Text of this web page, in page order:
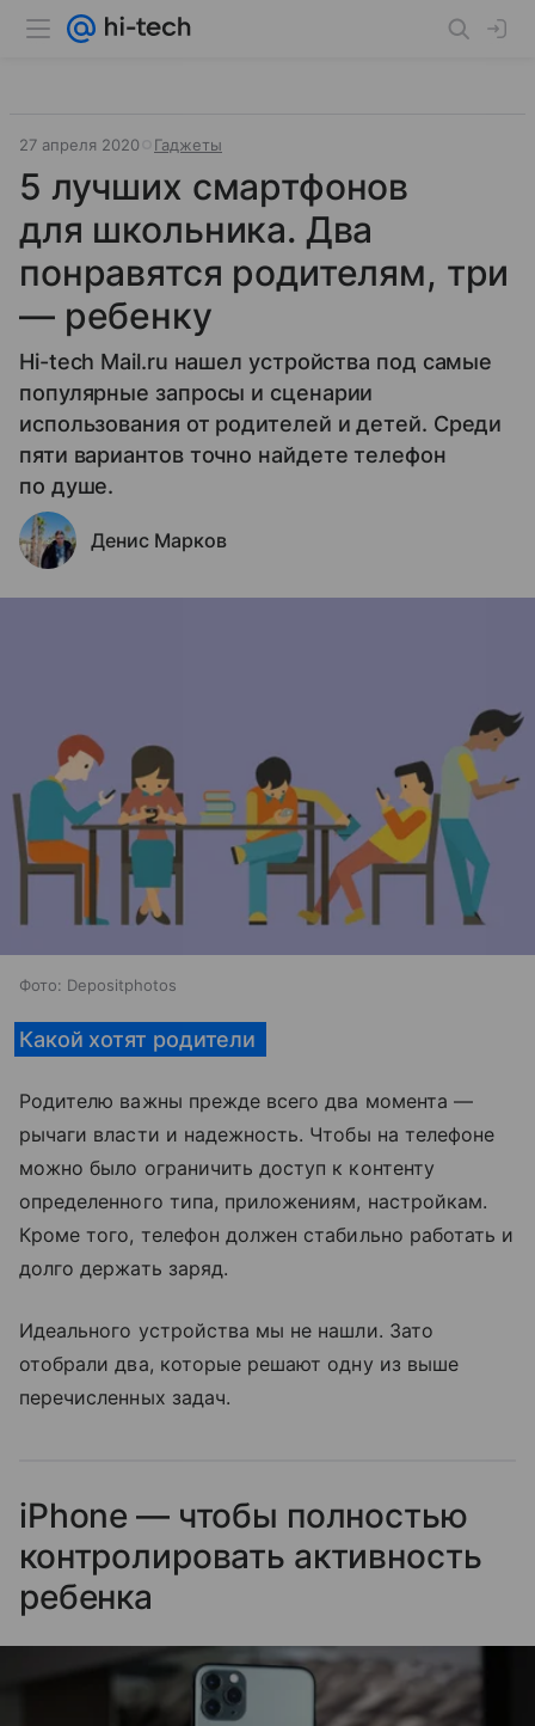
27 апреля 2020 Гаджеты
5 лучших смартфонов
для школьника. Два
понравятся родителям, три
— ребенку
Hi-tech Mail.ru нашел устройства под самые
популярные запросы и сценарии
использования от родителей и детей. Среди
пяти вариантов точно найдете телефон
по душе.
Денис Марков
Фото: Depositphotos
Какой хотят родители
Родителю важны прежде всего два момента —
рычаги власти и надежность. Чтобы на телефоне
можно было ограничить доступ к контенту
определенного типа, приложениям, настройкам.
Кроме того, телефон должен стабильно работать и
долго держать заряд.
Идеального устройства мы не нашли. Зато
отобрали два, которые решают одну из выше
перечисленных задач.
iPhone — чтобы полностью
контролировать активность
ребенка